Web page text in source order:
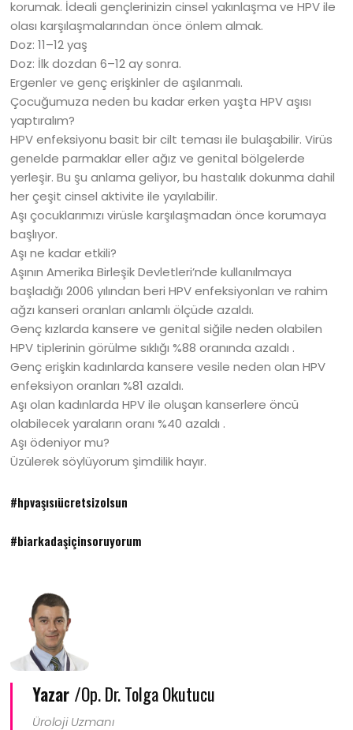
korumak. İdeali gençlerinizin cinsel yakınlaşma ve HPV ile
olası karşılaşmalarından önce önlem almak.
Doz: 11–12 yaş
Doz: İlk dozdan 6–12 ay sonra.
Ergenler ve genç erişkinler de aşılanmalı.
Çocuğumuza neden bu kadar erken yaşta HPV aşısı
yaptıralım?
HPV enfeksiyonu basit bir cilt teması ile bulaşabilir. Virüs
genelde parmaklar eller ağız ve genital bölgelerde
yerleşir. Bu şu anlama geliyor, bu hastalık dokunma dahil
her çeşit cinsel aktivite ile yayılabilir.
Aşı çocuklarımızı virüsle karşılaşmadan önce korumaya
başlıyor.
Aşı ne kadar etkili?
Aşının Amerika Birleşik Devletleri’nde kullanılmaya
başladığı 2006 yılından beri HPV enfeksiyonları ve rahim
ağzı kanseri oranları anlamlı ölçüde azaldı.
Genç kızlarda kansere ve genital siğile neden olabilen
HPV tiplerinin görülme sıklığı %88 oranında azaldı .
Genç erişkin kadınlarda kansere vesile neden olan HPV
enfeksiyon oranları %81 azaldı.
Aşı olan kadınlarda HPV ile oluşan kanserlere öncü
olabilecek yaraların oranı %40 azaldı .
Aşı ödeniyor mu?
Üzülerek söylüyorum şimdilik hayır.
#hpvaşısıücretsizolsun
#biarkadaşiçinsoruyorum
Yazar /Op. Dr. Tolga Okutucu
Üroloji Uzmanı